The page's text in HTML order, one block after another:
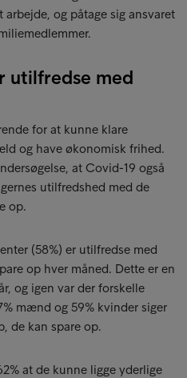
og påtage sig ansvaret
utilfredse med
for at kunne klare
og have økonomisk frihed.
at Covid-19 også
utilfredshed med de
op.
(58%) er utilfredse med
op hver måned. Dette er en
og igen var der forskelle
mænd og 59% kvinder siger
de kan spare op.
at de kunne ligge yderlige